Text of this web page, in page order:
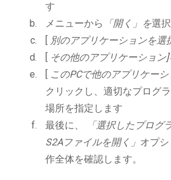
す
メニューから
「開く」を選
[ 別のアプリケーションを選
[ その他のアプリケーション]
[ このPCで他のアプリケー
クリックし、適切なプログ
場所を指定します
最後に、
「選択したプログ
S2Aファイルを開く」 オプ
作全体を確認します。